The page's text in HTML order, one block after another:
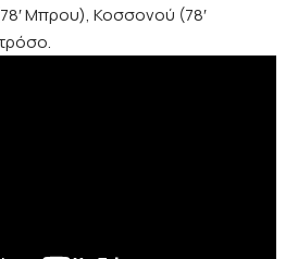
Μπρου), Κοσσονού (78′